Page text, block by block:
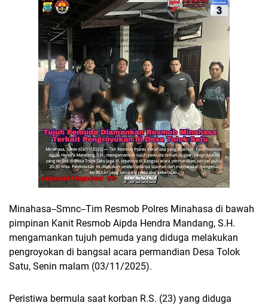
Minahasa--Smnc--Tim Resmob Polres Minahasa di bawah
pimpinan Kanit Resmob Aipda Hendra Mandang, S.H.
mengamankan tujuh pemuda yang diduga melakukan
pengroyokan di bangsal acara permandian Desa Tolok
Satu, Senin malam (03/11/2025).
Peristiwa bermula saat korban R.S. (23) yang diduga